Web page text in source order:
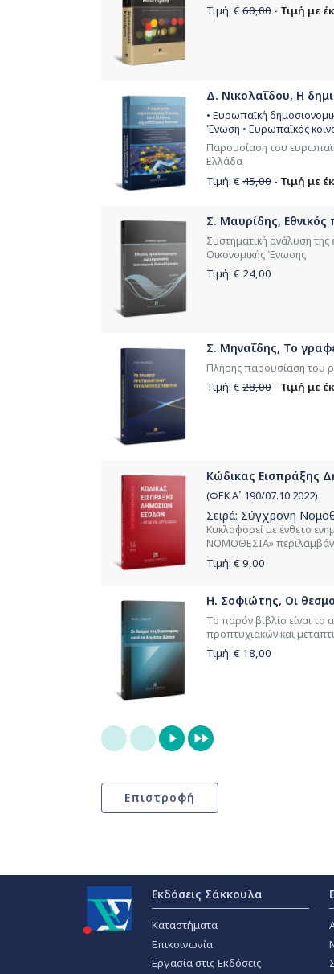
Τιμή: € 60,00 - Τιμή με
Δ. Νικολαΐδου, Η
• Ευρωπαϊκή
Ένωση • Ευρωπαϊκός
Παρουσίαση του
Ελλάδα
Τιμή: € 45,00 - Τιμή με
Σ. Μαυρίδης, Εθνικός
Συστηματική ανάλυση της
Οικονομικής Ένωσης
Τιμή: € 24,00
Σ. Μηναΐδης, Το
Πλήρης παρουσίαση του
Τιμή: € 28,00 - Τιμή με
Κώδικας Εισπράξης
(ΦΕΚ Α΄ 190/07.10.2022)
Σειρά: Σύγχρονη
Κυκλοφορεί με ένθετο
ΝΟΜΟΘΕΣΙΑ»
Τιμή: € 9,00
Η. Σοφιώτης, Οι
Το παρόν βιβλίο είναι
προπτυχιακών και
Τιμή: € 18,00
Εκδόσεις Σάκκουλα
Καταστήματα
Επικοινωνία
Εργασία στις Εκδόσεις